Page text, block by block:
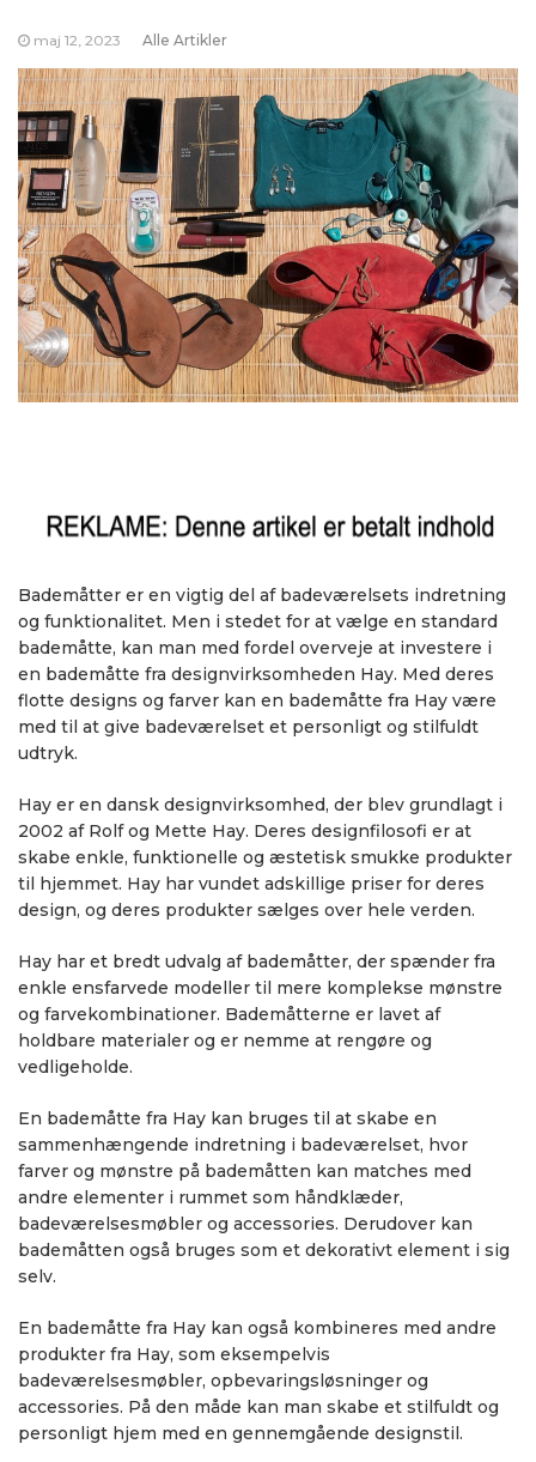
maj 12, 2023 Alle Artikler
Bademåtter er en vigtig del af badeværelsets indretning
og funktionalitet. Men i stedet for at vælge en standard
bademåtte, kan man med fordel overveje at investere i
en bademåtte fra designvirksomheden Hay. Med deres
flotte designs og farver kan en bademåtte fra Hay være
med til at give badeværelset et personligt og stilfuldt
udtryk.
Hay er en dansk designvirksomhed, der blev grundlagt i
2002 af Rolf og Mette Hay. Deres designfilosofi er at
skabe enkle, funktionelle og æstetisk smukke produkter
til hjemmet. Hay har vundet adskillige priser for deres
design, og deres produkter sælges over hele verden.
Hay har et bredt udvalg af bademåtter, der spænder fra
enkle ensfarvede modeller til mere komplekse mønstre
og farvekombinationer. Bademåtterne er lavet af
holdbare materialer og er nemme at rengøre og
vedligeholde.
En bademåtte fra Hay kan bruges til at skabe en
sammenhængende indretning i badeværelset, hvor
farver og mønstre på bademåtten kan matches med
andre elementer i rummet som håndklæder,
badeværelsesmøbler og accessories. Derudover kan
bademåtten også bruges som et dekorativt element i sig
selv.
En bademåtte fra Hay kan også kombineres med andre
produkter fra Hay, som eksempelvis
badeværelsesmøbler, opbevaringsløsninger og
accessories. På den måde kan man skabe et stilfuldt og
personligt hjem med en gennemgående designstil.